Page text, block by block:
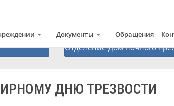
Документы Обращения
Отделение-Дом ночного
ДНЮ ТРЕЗВОСТИ